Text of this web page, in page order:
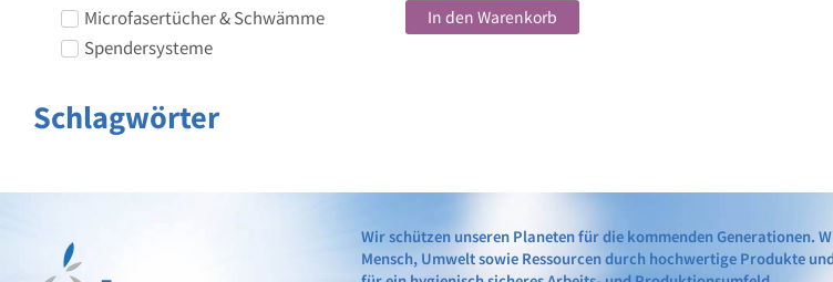
Microfasertücher & Schwämme
Spendersysteme
Schlagwörter
In den Warenkorb
Wir schützen unseren Planeten für die kommenden Generationen.
Mensch, Umwelt sowie Ressourcen durch hochwertige Produkte